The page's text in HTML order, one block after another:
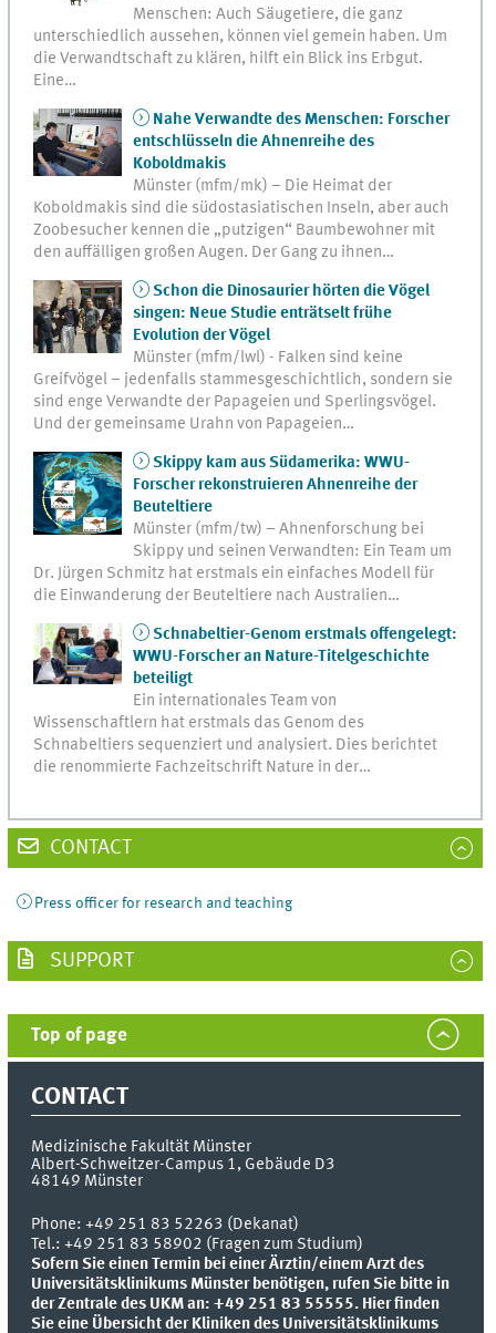
Menschen: Auch Säugetiere, die ganz
unterschiedlich aussehen, können viel gemein haben. Um
die Verwandtschaft zu klären, hilft ein Blick ins Erbgut.
Eine…
Nahe Verwandte des Menschen: Forscher
entschlüsseln die Ahnenreihe des
Koboldmakis
Münster (mfm/mk) – Die Heimat der
Koboldmakis sind die südostasiatischen Inseln, aber auch
Zoobesucher kennen die „putzigen“ Baumbewohner mit
den auffälligen großen Augen. Der Gang zu ihnen…
Schon die Dinosaurier hörten die Vögel
singen: Neue Studie enträtselt frühe
Evolution der Vögel
Münster (mfm/lwl) - Falken sind keine
Greifvögel – jedenfalls stammesgeschichtlich, sondern sie
sind enge Verwandte der Papageien und Sperlingsvögel.
Und der gemeinsame Urahn von Papageien…
Skippy kam aus Südamerika: WWU-
Forscher rekonstruieren Ahnenreihe der
Beuteltiere
Münster (mfm/tw) – Ahnenforschung bei
Skippy und seinen Verwandten: Ein Team um
Dr. Jürgen Schmitz hat erstmals ein einfaches Modell für
die Einwanderung der Beuteltiere nach Australien…
Schnabeltier-Genom erstmals offengelegt:
WWU-Forscher an Nature-Titelgeschichte
beteiligt
Ein internationales Team von
Wissenschaftlern hat erstmals das Genom des
Schnabeltiers sequenziert und analysiert. Dies berichtet
die renommierte Fachzeitschrift Nature in der…
CONTACT
Press officer for research and teaching
SUPPORT
Top of page
CONTACT
Medizinische Fakultät Münster
Albert-Schweitzer-Campus 1, Gebäude D3
48149 Münster
Phone:+49 251 83 52263 (Dekanat)
Tel.: +49 251 83 58902 (Fragen zum Studium)
Sofern Sie einen Termin bei einer Ärztin/einem Arzt des
Universitätsklinikums Münster benötigen, rufen Sie bitte in
der Zentrale des UKM an: +49 251 83 55555. Hier finden
Sie eine Übersicht der Kliniken des Universitätsklinikums